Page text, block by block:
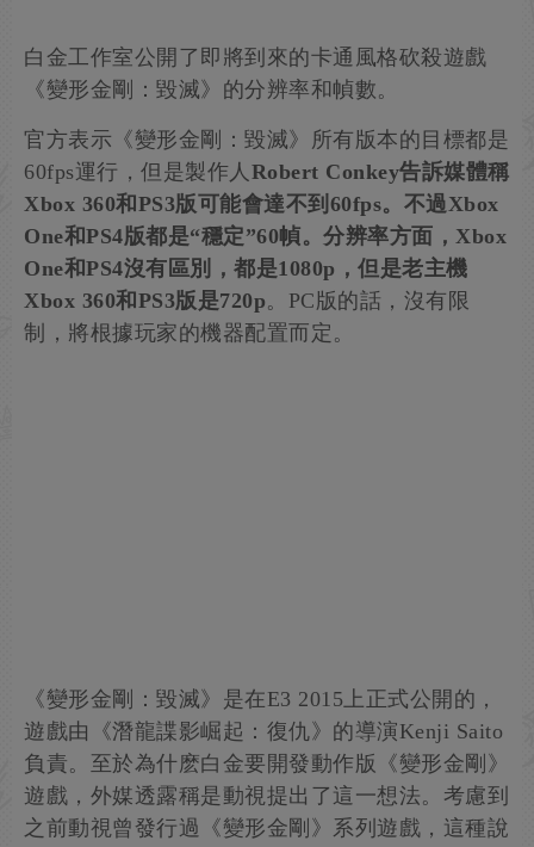
白金工作室公開了即將到來的卡通風格砍殺遊戲
《變形金剛：毀滅》的分辨率和幀數。
官方表示《變形金剛：毀滅》所有版本的目標都是
60fps運行，但是製作人 Robert Conkey告訴媒體稱
Xbox 360和PS3版可能會達不到60fps。不過Xbox
One和PS4版都是“穩定”60幀。 分辨率方面，Xbox
One和PS4沒有區別，都是1080p，但是老主機
Xbox 360和PS3版是720p。PC版的話，沒有限
制，將根據玩家的機器配置而定。
《變形金剛：毀滅》是在E3 2015上正式公開的，
遊戲由《潛龍諜影崛起：復仇》的導演Kenji Saito
負責。至於為什麽白金要開發動作版《變形金剛》
遊戲，外媒透露稱是動視提出了這一想法。考慮到
之前動視曾發行過《變形金剛》系列遊戲，這種說